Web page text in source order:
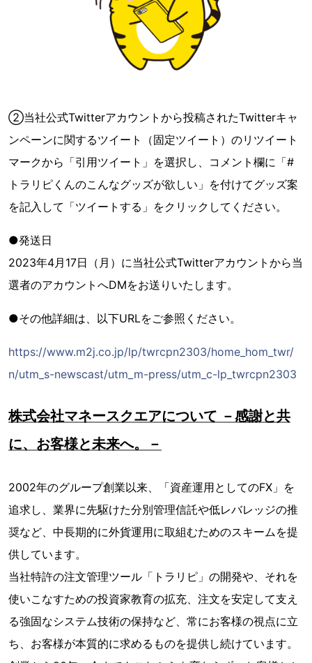
②当社公式Twitterアカウントから投稿されたTwitterキャ
ンペーンに関するツイート（固定ツイート）のリツイート
マークから「引用ツイート」を選択し、コメント欄に「#
トラリピくんのこんなグッズが欲しい」を付けてグッズ案
を記入して「ツイートする」をクリックしてください。
●発送日
2023年4月17日（月）に当社公式Twitterアカウントから当
選者のアカウントへDMをお送りいたします。
●その他詳細は、以下URLをご参照ください。
https://www.m2j.co.jp/lp/twrcpn2303/home_hom_twr/
n/utm_s-newscast/utm_m-press/utm_c-lp_twrcpn2303
株式会社マネースクエアについて －感謝と共
に、お客様と未来へ。－
2002年のグループ創業以来、「資産運用としてのFX」を
追求し、業界に先駆けた分別管理信託や低レバレッジの推
奨など、中長期的に外貨運用に取組むためのスキームを提
供しています。
当社特許の注文管理ツール「トラリピ」の開発や、それを
使いこなすための投資家教育の拡充、注文を安定して支え
る強固なシステム技術の保持など、常にお客様の視点に立
ち、お客様が本質的に求めるものを提供し続けています。